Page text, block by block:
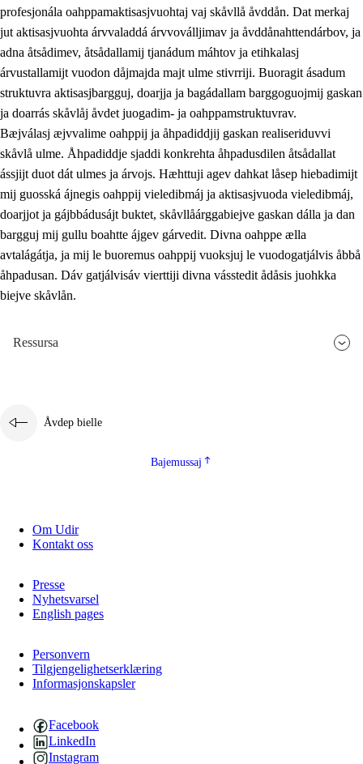
profesjonála oahppamaktisasjvuohtaj vaj skåvllå åvddån. Dat merkaj
jut aktisasjvuohta árvvaladdá árvvoválljimav ja åvddånahttendárbov, ja
adna åtsådimev, åtsådallamij tjanádum máhtov ja etihkalasj
árvustallamijt vuodon dåjmajda majt ulme stivrriji. Buoragit ásadum
struktuvra aktisasjbargguj, doarjja ja bagádallam barggoguojmij gaskan
ja doarrás skåvlåj åvdet juogadim- ja oahppamstruktuvrav.
Bæjválasj æjvvalime oahppij ja åhpadiddjij gaskan realiseriduvvi
skåvlå ulme. Åhpadiddje sjaddi konkrehta åhpadusdilen åtsådallat
ássjijt duot dát ulmes ja árvojs. Hæhttuji agev dahkat låsep hiebadimijt
mij guosská ájnegis oahppij vieledibmáj ja aktisasjvuoda vieledibmáj,
doarjjot ja gájbbádusájt buktet, skåvllåárggabiejve gaskan dálla ja dan
bargguj mij gullu boahtte ájgev gárvedit. Divna oahppe ælla
avtalágátja, ja mij le buoremus oahppij vuoksjuj le vuodogatjálvis åbbå
åhpadusan. Dáv gatjálvisáv vierttiji divna vásstedit ådåsis juohkka
biejve skåvlån.
Ressursa
Åvdep bielle
Bajemussaj
Om Udir
Kontakt oss
Presse
Nyhetsvarsel
English pages
Personvern
Tilgjengelighetserklæring
Informasjonskapsler
Facebook
LinkedIn
Instagram